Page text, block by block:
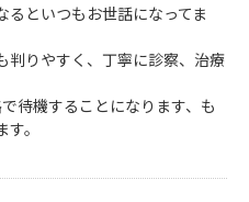
といつもお世話になってま
判りやすく、丁寧に診察、治療
待機することになります、も
。